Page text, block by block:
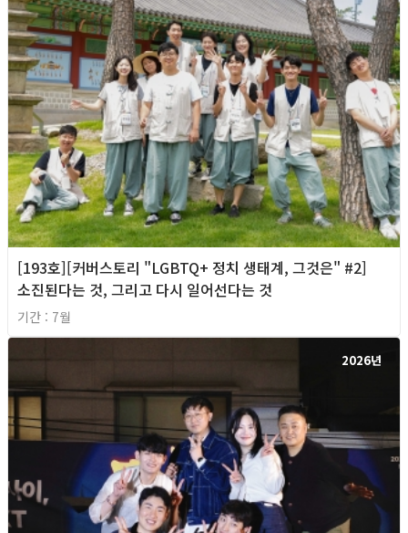
[193호][커버스토리 "LGBTQ+ 정치 생태계, 그것은" #2]
소진된다는 것, 그리고 다시 일어선다는 것
기간 : 7월
2026년